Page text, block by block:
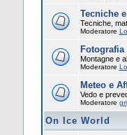
Tecniche
Tecniche,
Moderatore
Fotografia
Montagne e
Moderatore
Meteo e
Vedo e
Moderatore
On Ice World